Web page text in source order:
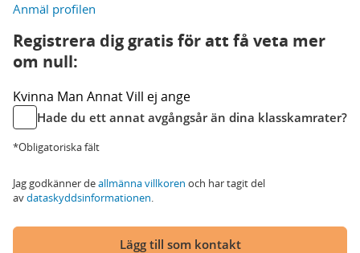
Anmäl profilen
Registrera dig gratis för att få veta mer
om null:
Kvinna Man AnnatVill ej ange
Hade du ett annat avgångsår än dina klasskamrater?
*Obligatoriska fält
Jag godkänner deallmänna villkoren och har tagit del
avdataskyddsinformationen.
Lägg till som kontakt